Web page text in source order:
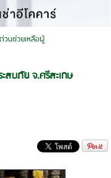
วนช่วยเหลือผู้
สบภัย จ.ศรีสะเกษ